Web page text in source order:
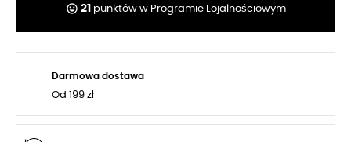
tag_faces 21 punktów w Programie Lojalnościowym
Darmowa dostawa
Od 199 zł